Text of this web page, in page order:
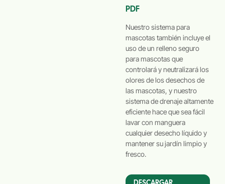
PDF
Nuestro sistema para
mascotas también incluye el
uso de un relleno seguro
para mascotas que
controlará y neutralizará los
olores de los desechos de
las mascotas, y nuestro
sistema de drenaje altamente
eficiente hace que sea fácil
lavar con manguera
cualquier desecho líquido y
mantener su jardín limpio y
fresco.